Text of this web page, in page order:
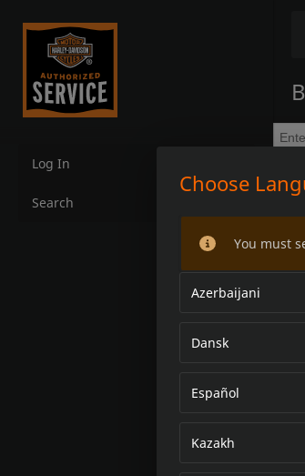
Log In
Search
Choose
You must
Azerbaijani
Dansk
Español
Kazakh